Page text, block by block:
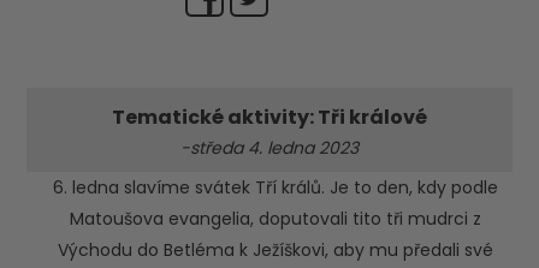
Tematické aktivity: Tři králové
-středa 4. ledna 2023
6. ledna slavíme svátek Tří králů. Je to den, kdy podle
Matoušova evangelia, doputovali tito tři mudrci z
Východu do Betléma k Ježíškovi, aby mu předali své